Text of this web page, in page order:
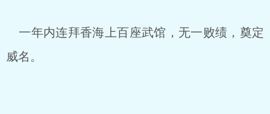
一年内连拜香海上百座武馆，无一败绩，奠定
威名。